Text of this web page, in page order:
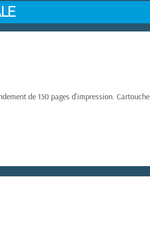
de 150 pages d'impression. Cartouche